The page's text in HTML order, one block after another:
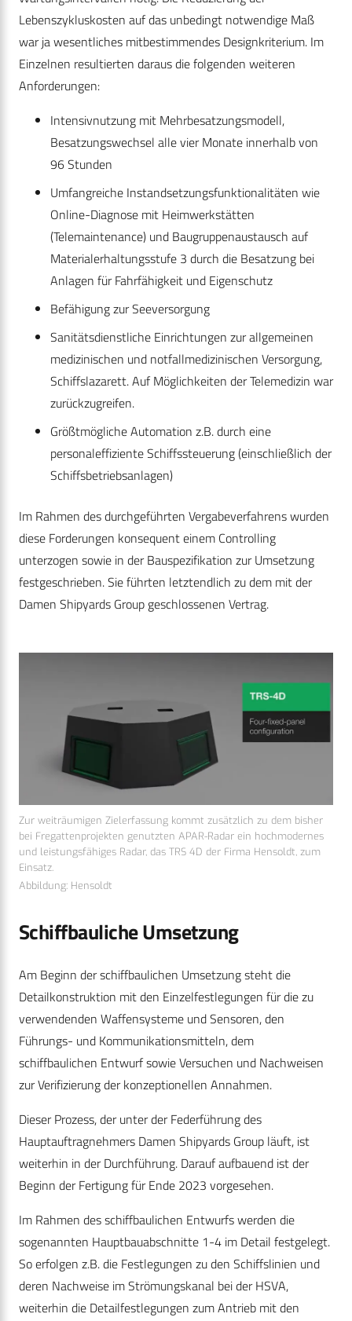
Lebenszykluskosten auf das unbedingt notwendige Maß
war ja wesentliches mitbestimmendes Designkriterium. Im
Einzelnen resultierten daraus die folgenden weiteren
Anforderungen:
Intensivnutzung mit Mehrbesatzungsmodell,
Besatzungswechsel alle vier Monate innerhalb von
96 Stunden
Umfangreiche Instandsetzungsfunktionalitäten wie
Online-Diagnose mit Heimwerkstätten
(Telemaintenance) und Baugruppenaustausch auf
Materialerhaltungsstufe 3 durch die Besatzung bei
Anlagen für Fahrfähigkeit und Eigenschutz
Befähigung zur Seeversorgung
Sanitätsdienstliche Einrichtungen zur allgemeinen
medizinischen und notfallmedizinischen Versorgung,
Schiffslazarett. Auf Möglichkeiten der Telemedizin war
zurückzugreifen.
Größtmögliche Automation z.B. durch eine
personaleffiziente Schiffssteuerung (einschließlich der
Schiffsbetriebsanlagen)
Im Rahmen des durchgeführten Vergabeverfahrens wurden
diese Forderungen konsequent einem Controlling
unterzogen sowie in der Bauspezifikation zur Umsetzung
festgeschrieben. Sie führten letztendlich zu dem mit der
Damen Shipyards Group geschlossenen Vertrag.
Zur weiträumigen Zielerfassung kommt zusätzlich zu dem bisher
bei Fregattenprojekten genutzten APAR-Radar ein hochmodernes
und leistungsfähiges Radar, das TRS 4D der Firma Hensoldt, zum
Einsatz.
Abbildung: Hensoldt
Schiffbauliche Umsetzung
Am Beginn der schiffbaulichen Umsetzung steht die
Detailkonstruktion mit den Einzelfestlegungen für die zu
verwendenden Waffensysteme und Sensoren, den
Führungs- und Kommunikationsmitteln, dem
schiffbaulichen Entwurf sowie Versuchen und Nachweisen
zur Verifizierung der konzeptionellen Annahmen.
Dieser Prozess, der unter der Federführung des
Hauptauftragnehmers Damen Shipyards Group läuft, ist
weiterhin in der Durchführung. Darauf aufbauend ist der
Beginn der Fertigung für Ende 2023 vorgesehen.
Im Rahmen des schiffbaulichen Entwurfs werden die
sogenannten Hauptbauabschnitte 1-4 im Detail festgelegt.
So erfolgen z.B. die Festlegungen zu den Schiffslinien und
deren Nachweise im Strömungskanal bei der HSVA,
weiterhin die Detailfestlegungen zum Antrieb mit den